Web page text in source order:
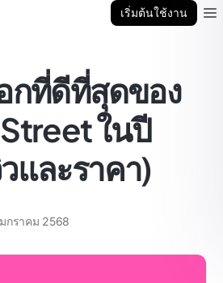
เริ่มต้นใช้งาน
กที่ดีที่สุดของ
ในปี
และราคา)
กราคม 2568